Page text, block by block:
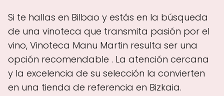
Si te hallas en Bilbao y estás en la búsqueda
de una vinoteca que transmita pasión por el
vino, Vinoteca Manu Martin resulta ser una
opción recomendable . La atención cercana
y la excelencia de su selección la convierten
en una tienda de referencia en Bizkaia.